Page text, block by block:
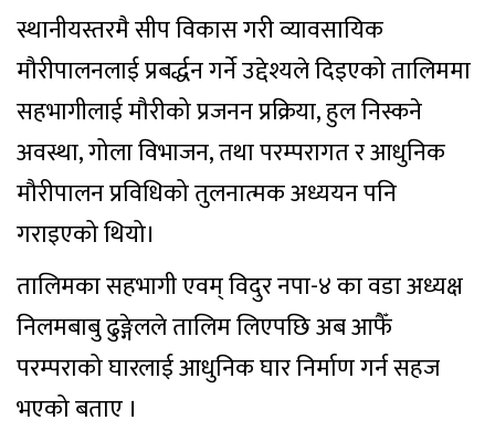
स्थानीयस्तरमै सीप विकास गरी व्यावसायिक
मौरीपालनलाई प्रबर्द्धन गर्ने उद्देश्यले दिइएको तालिममा
सहभागीलाई मौरीको प्रजनन प्रक्रिया, हुल निस्कने
अवस्था, गोला विभाजन, तथा परम्परागत र आधुनिक
मौरीपालन प्रविधिको तुलनात्मक अध्ययन पनि
गराइएको थियो।
तालिमका सहभागी एवम् विदुर नपा-४ का वडा अध्यक्ष
निलमबाबु ढुङ्गेलले तालिम लिएपछि अब आफैँ
परम्पराको घारलाई आधुनिक घार निर्माण गर्न सहज
भएको बताए ।